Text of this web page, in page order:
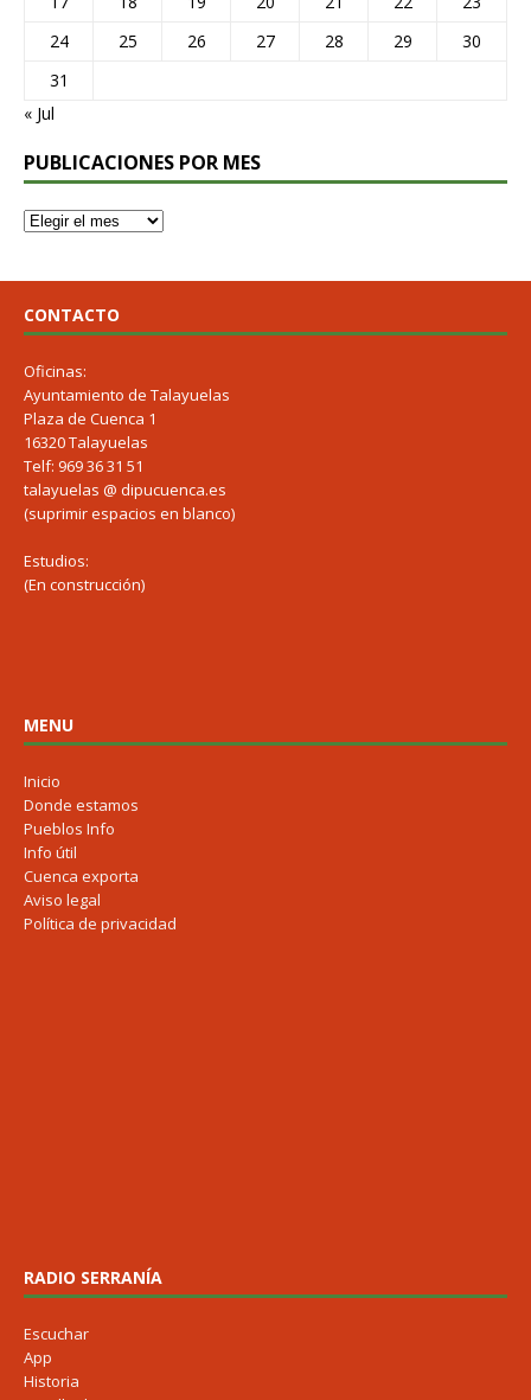
24
25 26 27 28 29
30
31
« Jul
PUBLICACIONES POR MES
CONTACTO
Oficinas:
Ayuntamiento de Talayuelas
Plaza de Cuenca 1
16320 Talayuelas
Telf: 969 36 31 51
talayuelas @ dipucuenca.es
(suprimir espacios en blanco)
Estudios:
(En construcción)
MENU
Inicio
Donde estamos
Pueblos Info
Info útil
Cuenca exporta
Aviso legal
Política de privacidad
RADIO SERRANÍA
Escuchar
App
Historia